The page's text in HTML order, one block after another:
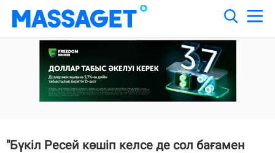
"Бүкіл Ресей көшіп келсе де сол бағамен